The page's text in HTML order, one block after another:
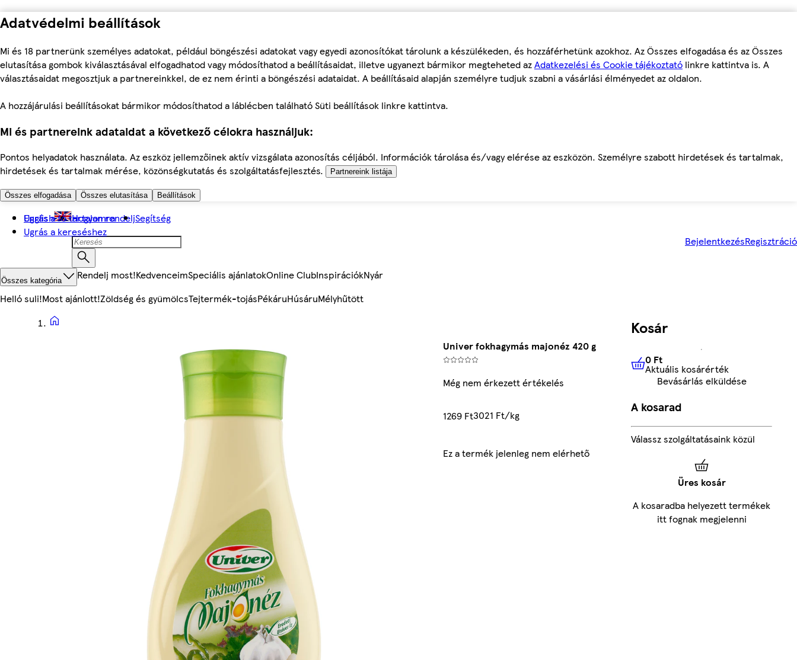
Adatvédelmi beállítások
Mi és 18 partnerünk személyes adatokat, például böngészési adatokat vagy egyedi azonosítókat tárolunk a készülékeden, és hozzáférhetünk azokhoz. Az Összes elfogadása és az Összes
elutasítása gombok kiválasztásával elfogadhatod vagy módosíthatod a beállításaidat, illetve ugyanezt bármikor megteheted azAdatkezelési és Cookie tájékoztató linkre kattintva is. A
választásaidat megosztjuk a partnereinkkel, de ez nem érinti a böngészési adataidat. A beállításaid alapján személyre tudjuk szabni a vásárlási élményedet az oldalon.
A hozzájárulási beállításokat bármikor módosíthatod a láblécben található Süti beállítások linkre kattintva.
Mi és partnereink adataidat a következő célokra használjuk:
Pontos helyadatok használata. Az eszköz jellemzőinek aktív vizsgálata azonosítás céljából. Információk tárolása és/vagy elérése az eszközön. Személyre szabott hirdetések és tartalmak,
hirdetések és tartalmak mérése, közönségkutatás és szolgáltatásfejlesztés.
Partnereink listája
Összes elfogadása Összes elutasítása Beállítások
Ugrás a fő tartalomra
Ugrás a kereséshez
English Hogyan rendeljSegítség
BejelentkezésRegisztráció
Összes kategória Rendelj most!KedvenceimSpeciális ajánlatokOnline ClubInspirációkNyár
Helló suli!Most ajánlott!Zöldség és gyümölcsTejtermék-tojásPékáruHúsáruMélyhűtött
Univer fokhagymás majonéz 420 g
Még nem érkezett értékelés
1269 Ft3021 Ft/kg
Ez a termék jelenleg nem elérhető
Kosár
0 FtAktuális kosárérték
0 Ft
Aktuális kosárérték
Bevásárlás elküldése
A kosarad
Válassz szolgáltatásaink közül
Üres kosár
A kosaradba helyezett termékek
itt fognak megjelenni